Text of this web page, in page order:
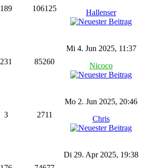
189 106125
Hallenser
231 85260
Mi 4. Jun 2025, 11:37
Nicoco
3 2711
Mo 2. Jun 2025, 20:46
Chris
Di 29. Apr 2025, 19:38